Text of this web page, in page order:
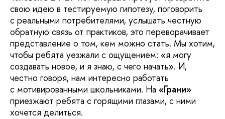
свою идею в тестируемую гипотезу, поговорить
с реальными потребителями, услышать честную
обратную связь от практиков, это переворачивает
представление о том, кем можно стать. Мы хотим,
чтобы ребята уезжали с ощущением: «я могу
создавать новое, и я знаю, с чего начать». И,
честно говоря, нам интересно работать
с мотивированными школьниками. На «Грани»
приезжают ребята с горящими глазами, с ними
хочется делиться.